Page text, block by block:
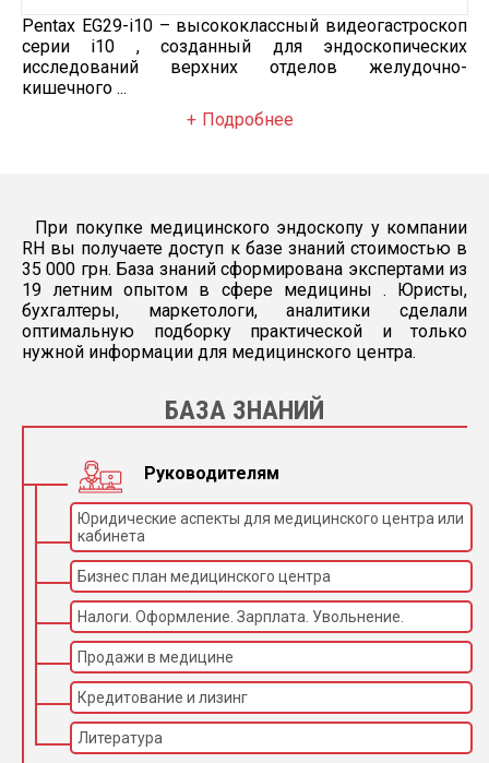
Pentax EG29-i10 – высококлассный видеогастроскоп
серии i10 , созданный для эндоскопических
исследований верхних отделов желудочно-
кишечного ...
Подробнее
При покупке медицинского эндоскопу у компании
RH вы получаете доступ к базе знаний стоимостью в
35 000 грн. База знаний сформирована экспертами из
19 летним опытом в сфере медицины . Юристы,
бухгалтеры, маркетологи, аналитики сделали
оптимальную подборку практической и только
нужной информации для медицинского центра.
БАЗА ЗНАНИЙ
Руководителям
Юридические аспекты для медицинского центра или
кабинета
Бизнес план медицинского центра
Налоги. Оформление. Зарплата. Увольнение.
Продажи в медицине
Кредитование и лизинг
Литература